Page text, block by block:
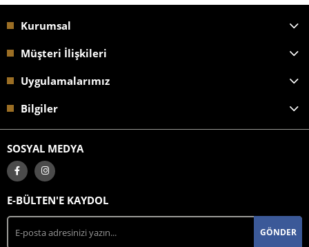
Kurumsal
Müşteri İlişkileri
Uygulamalarımız
Bilgiler
SOSYAL MEDYA
E-BÜLTEN'E KAYDOL
GÖNDER